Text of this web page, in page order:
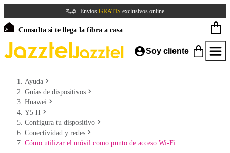
Envíos GRATIS exclusivos online
Consulta si te llega la fibra a casa
Soy cliente
Ayuda
Guías de dispositivos
Huawei
Y5 II
Configura tu dispositivo
Conectividad y redes
Cómo utilizar el móvil como punto de acceso Wi-Fi